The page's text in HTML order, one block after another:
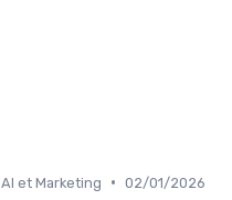
AI et Marketing • 02/01/2026